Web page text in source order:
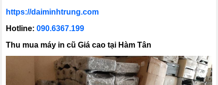
https://daiminhtrung.com
Hotline:090.6367.199
Thu mua máy in cũ Giá cao tại Hàm Tân